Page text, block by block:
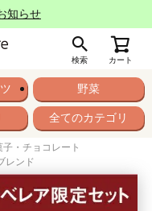
知らせ
検索 カート
野菜
全てのカテゴリ
子・チョコレート
レンド